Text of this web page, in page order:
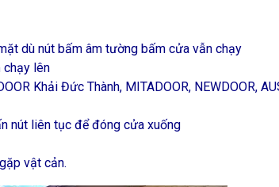
dù nút bấm âm tường bấm cửa vẫn chạy
chạy lên
Khải Đức Thành, MITADOOR, NEWDOOR,
nút liên tục để đóng cửa xuống
vật cản.